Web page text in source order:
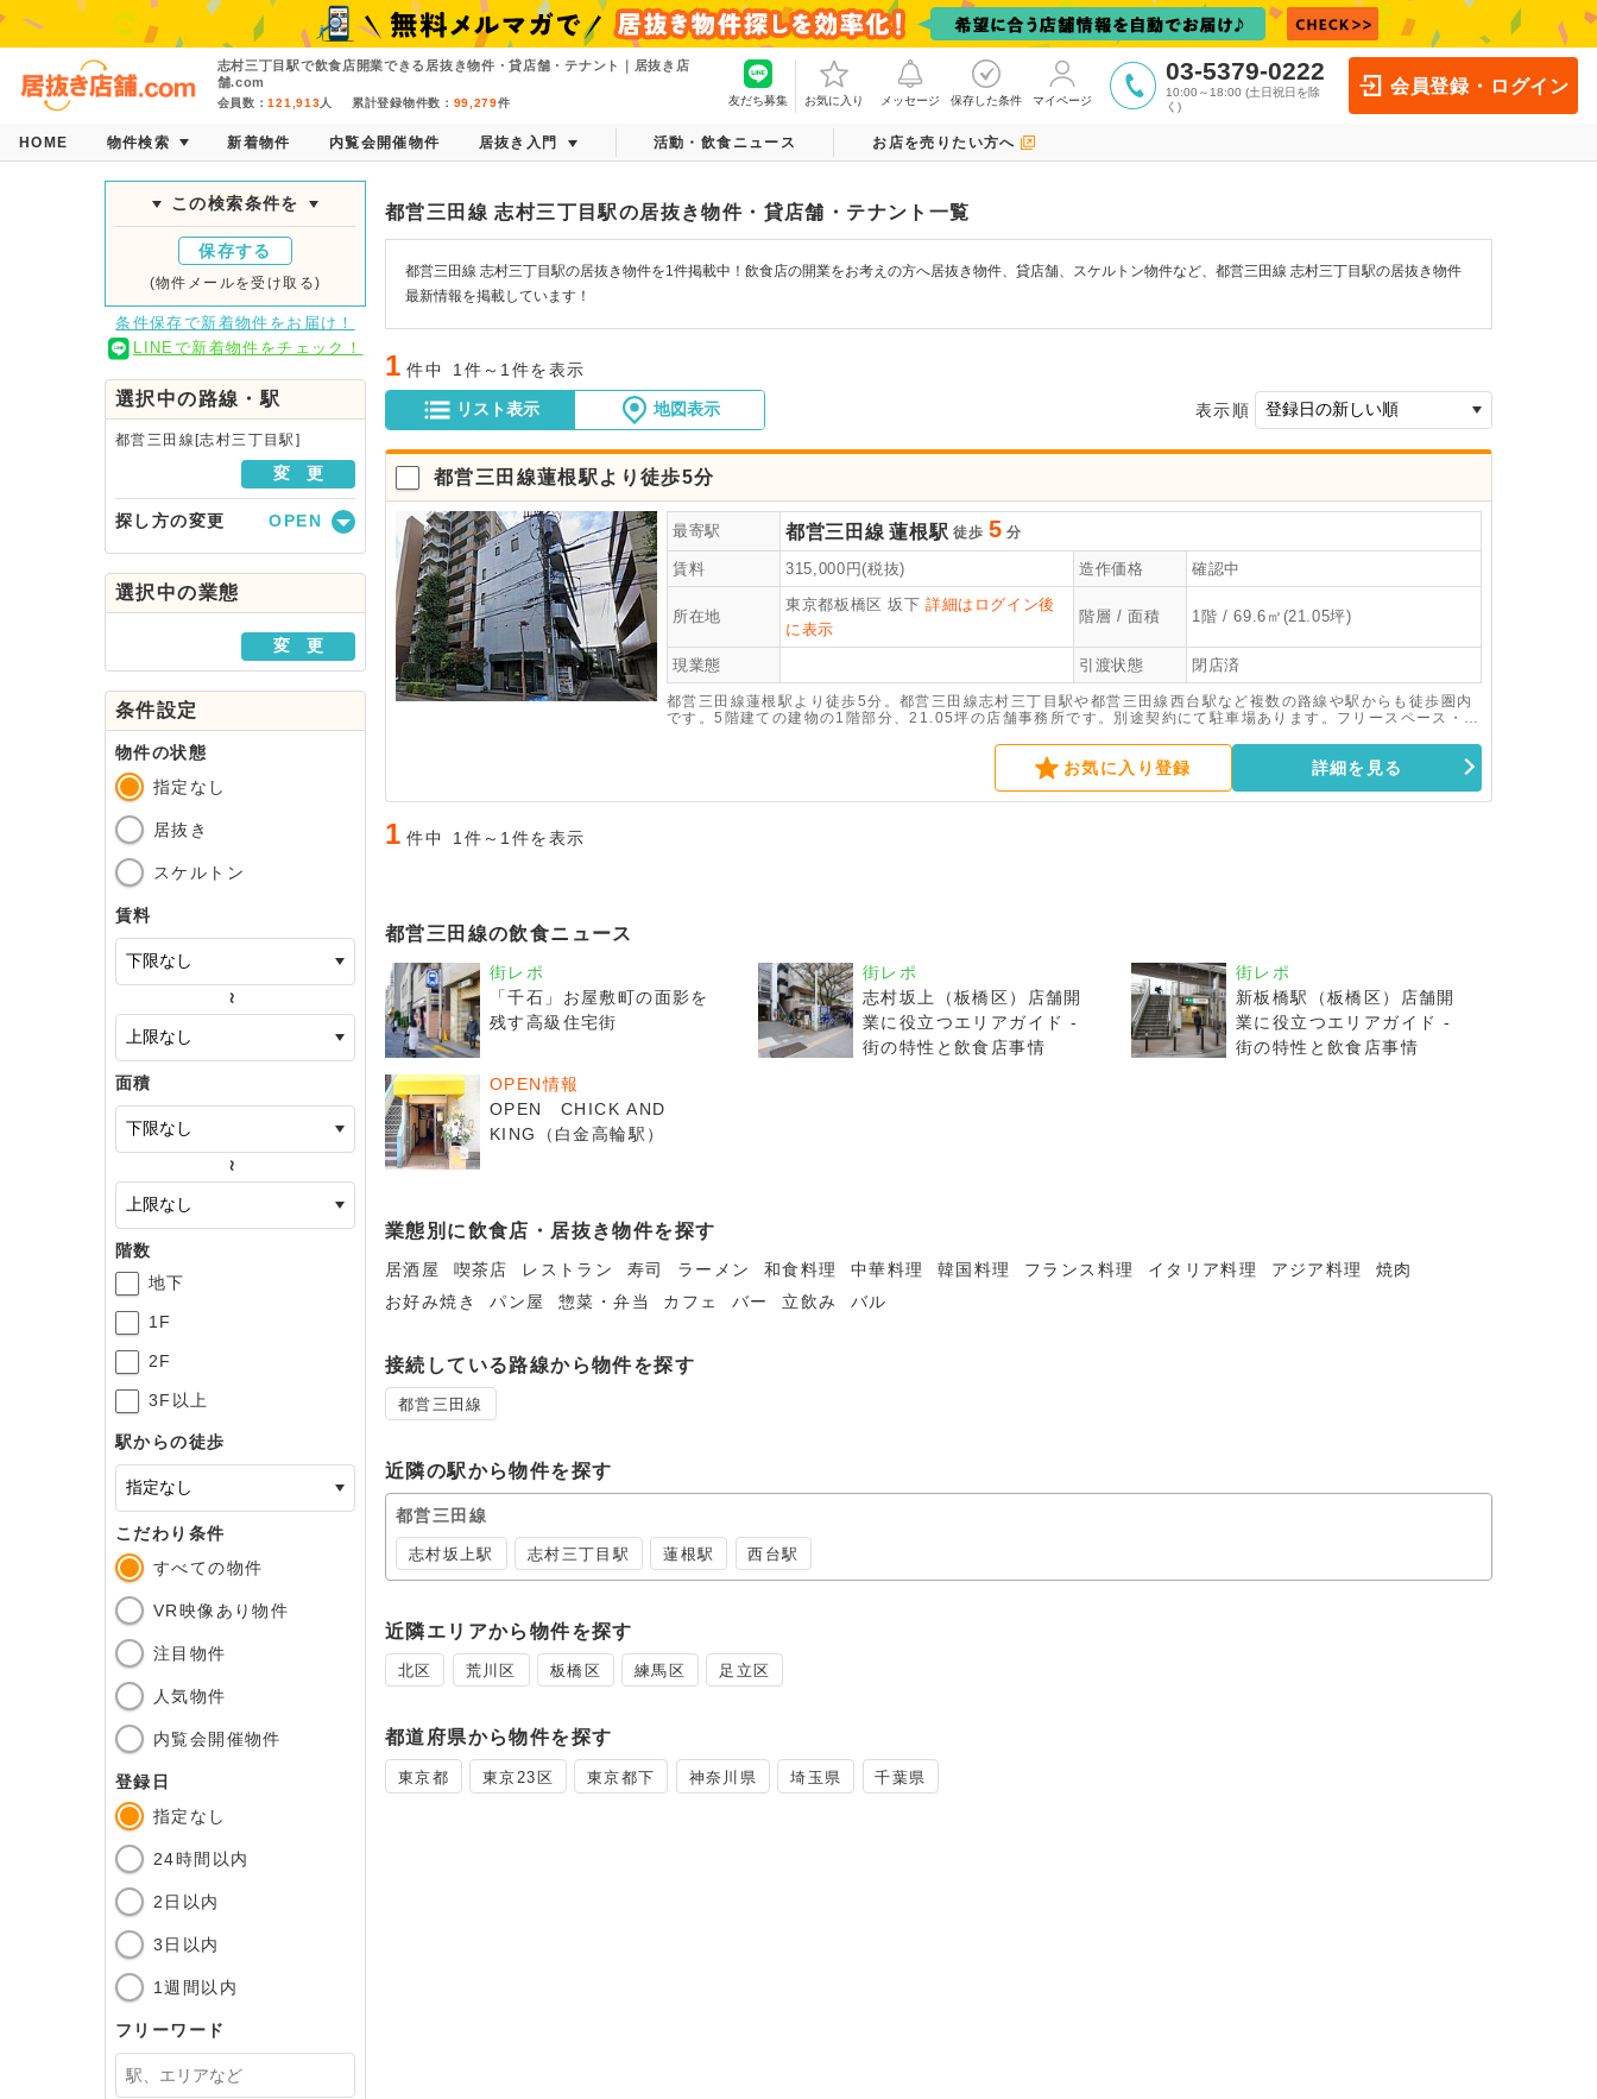
志村三丁目駅で飲食店開業できる居抜き物件・貸店舗・テナント｜居抜き店
舗.com
会員数：121,913人 累計登録物件数： 99,279件 友だち募集 お気に入り メッセージ 保存した条件 マイページ
03-5379-0222
10:00～18:00 (土日祝日を除
く)
会員登録・ログイン
HOME 物件検索 新着物件 内覧会開催物件 居抜き入門 活動・飲食ニュース お店を売りたい方へ
この検索条件を
保存する
(物件メールを受け取る)
条件保存で新着物件をお届け！
LINEで新着物件をチェック！
選択中の路線・駅
都営三田線[志村三丁目駅]
変 更
探し方の変更
駅・路線から探す
地域から探す
選択中の業態
変 更
条件設定
物件の状態
指定なし
居抜き
スケルトン
賃料
～
面積
～
階数
地下
1F
2F
3F以上
駅からの徒歩
こだわり条件
すべての物件
VR映像あり物件
注目物件
人気物件
内覧会開催物件
登録日
指定なし
24時間以内
2日以内
3日以内
1週間以内
フリーワード
都営三田線 志村三丁目駅の居抜き物件・貸店舗・テナント一覧
都営三田線 志村三丁目駅の居抜き物件を1件掲載中！飲食店の開業をお考えの方へ居抜き物件、貸店舗、スケルトン物件など、都営三田線 志村三丁目駅の居抜き物件
最新情報を掲載しています！
1 件中 1件～1件を表示
リスト表示 地図表示 表示順
都営三田線蓮根駅より徒歩5分
最寄駅 都営三田線 蓮根駅 徒歩 5 分
賃料 315,000 円(税抜) 造作価格 確認中
所在地
東京都板橋区 坂下 詳細はログイン後
に表示
階層 / 面積 1階 / 69.6㎡(21.05坪)
現業態 引渡状態 閉店済
都営三田線蓮根駅より徒歩5分。都営三田線志村三丁目駅や都営三田線西台駅など複数の路線や駅からも徒歩圏内
です。5階建ての建物の1階部分、21.05坪の店舗事務所です。別途契約にて駐車場あります。フリースペース・倉
お気に入り登録 詳細を見る
1 件中 1件～1件を表示
都営三田線の飲食ニュース
街レポ
「千石」お屋敷町の面影を
残す高級住宅街
街レポ
志村坂上（板橋区）店舗開
業に役立つエリアガイド -
街の特性と飲食店事情
街レポ
新板橋駅（板橋区）店舗開
業に役立つエリアガイド -
街の特性と飲食店事情
OPEN情報
OPEN CHICK AND
KING（白金高輪駅）
業態別に飲食店・居抜き物件を探す
居酒屋 喫茶店 レストラン 寿司 ラーメン 和食料理 中華料理 韓国料理 フランス料理 イタリア料理 アジア料理
焼肉
お好み焼き
パン屋 惣菜・弁当 カフェ バー 立飲み バル
接続している路線から物件を探す
都営三田線
近隣の駅から物件を探す
都営三田線
志村坂上駅 志村三丁目駅 蓮根駅 西台駅
近隣エリアから物件を探す
北区 荒川区 板橋区 練馬区 足立区
都道府県から物件を探す
東京都 東京23区 東京都下 神奈川県 埼玉県 千葉県